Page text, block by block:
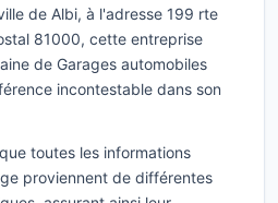
de Albi, à l'adresse 199 rte
81000, cette entreprise
de Garages automobiles
incontestable dans son
toutes les informations
proviennent de différentes